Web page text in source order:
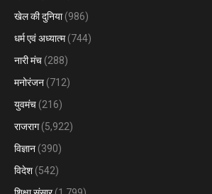
खेल की दुनिया(986)
धर्म एवं अध्यात्म(744)
नारी मंच (288)
मनोरंजन (712)
युवमंच (216)
राजराग(5,922)
विज्ञान (390)
विदेश (542)